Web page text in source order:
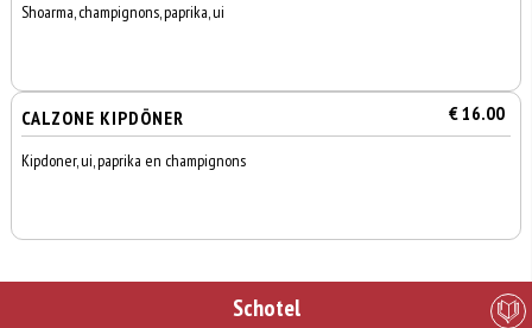
Shoarma, champignons, paprika, ui
CALZONE KIPDÖNER € 16.00
Kipdoner, ui, paprika en champignons
Schotel